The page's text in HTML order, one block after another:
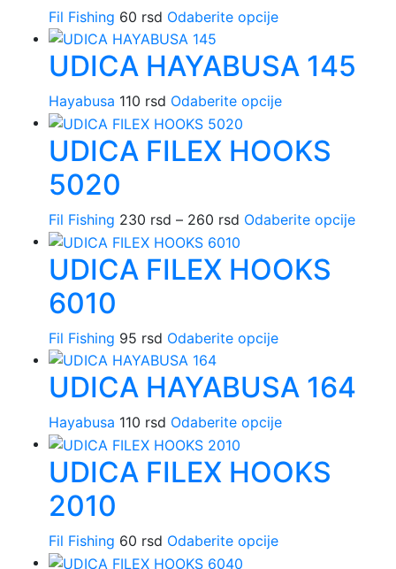
izabrane
Fil Fishing 60 rsd Odaberite opcijeOvaj
ima
više
varijanti.
mogu
biti
stranici
UDICA HAYABUSA 145
Hayabusa 110 rsd Odaberite opcijeOvaj
ima
više
mogu
izabrane
UDICA FILEX HOOKS
5020
Fil Fishing 230 rsd – 260 rsd Raspon
cena:
od
230 rsd
Odaberite opcijeOvaj
UDICA FILEX HOOKS
6010
Fil Fishing 95 rsd Odaberite opcijeOvaj
ima
više
varijanti.
mogu
biti
stranici
UDICA HAYABUSA 164
Hayabusa 110 rsd Odaberite opcijeOvaj
ima
više
UDICA FILEX HOOKS
2010
Fil Fishing 60 rsd Odaberite opcijeOvaj